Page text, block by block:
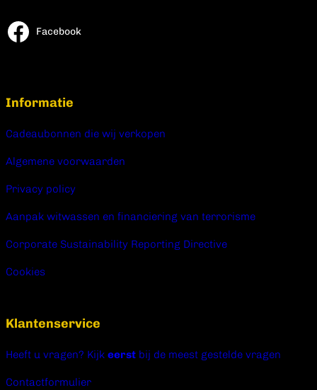
Facebook
Informatie
Cadeaubonnen die wij verkopen
Algemene voorwaarden
Privacy policy
Aanpak witwassen en financiering van terrorisme
Corporate Sustainability Reporting Directive
Cookies
Klantenservice
Heeft u vragen? Kijk eerst bij de meest gestelde vragen
Contactformulier